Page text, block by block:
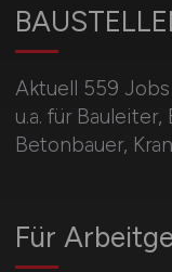
Aktuell 559
u.a. für
Betonbauer,
Für